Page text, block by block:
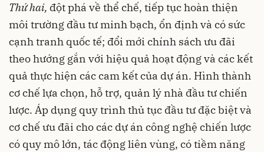
Thứ hai, đột phá về thể chế, tiếp tục hoàn thiện
môi trường đầu tư minh bạch, ổn định và có sức
cạnh tranh quốc tế; đổi mới chính sách ưu đãi
theo hướng gắn với hiệu quả hoạt động và các kết
quả thực hiện các cam kết của dự án. Hình thành
cơ chế lựa chọn, hỗ trợ, quản lý nhà đầu tư chiến
lược. Áp dụng quy trình thủ tục đầu tư đặc biệt và
cơ chế ưu đãi cho các dự án công nghệ chiến lược
có quy mô lớn, tác động liên vùng, có tiềm năng